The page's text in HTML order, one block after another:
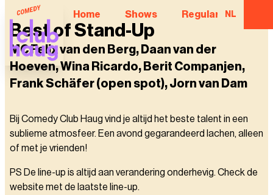
Home Shows Regular NL
Best of Stand-Up
MC Felix van den Berg, Daan van der
Hoeven, Wina Ricardo, Berit Companjen,
Frank Schäfer (open spot), Jorn van Dam
Bij Comedy Club Haug vind je altijd het beste talent in een
sublieme atmosfeer. Een avond gegarandeerd lachen, alleen
of met je vrienden!
PS De line-up is altijd aan verandering onderhevig. Check de
website met de laatste line-up.